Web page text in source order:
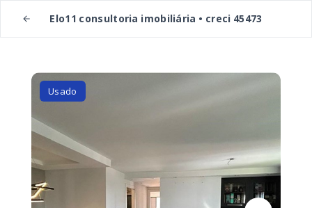
Elo11 consultoria imobiliária • creci 45473
Usado